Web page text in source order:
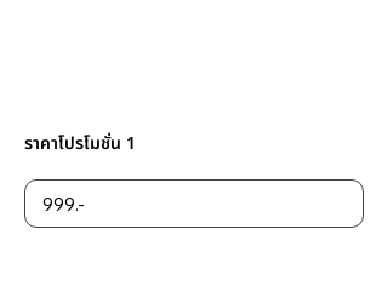
ราคาโปรโมชั่น 1